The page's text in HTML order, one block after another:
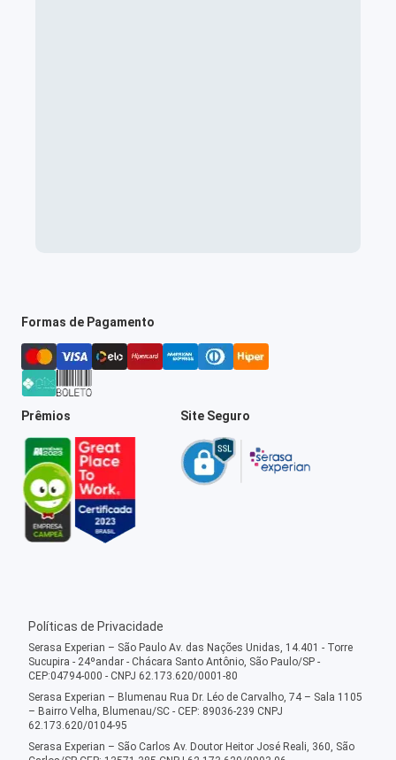
Formas de Pagamento
Prêmios Site Seguro
Políticas de Privacidade
Serasa Experian – São Paulo Av. das Nações Unidas, 14.401 - Torre
Sucupira - 24ºandar - Chácara Santo Antônio, São Paulo/SP -
CEP:04794-000 - CNPJ 62.173.620/0001-80
Serasa Experian – Blumenau Rua Dr. Léo de Carvalho, 74 – Sala 1105
– Bairro Velha, Blumenau/SC - CEP: 89036-239 CNPJ
62.173.620/0104-95
Serasa Experian – São Carlos Av. Doutor Heitor José Reali, 360, São